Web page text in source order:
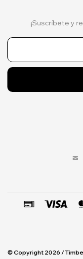
¡Suscríbete y
© Copyright 2026 /